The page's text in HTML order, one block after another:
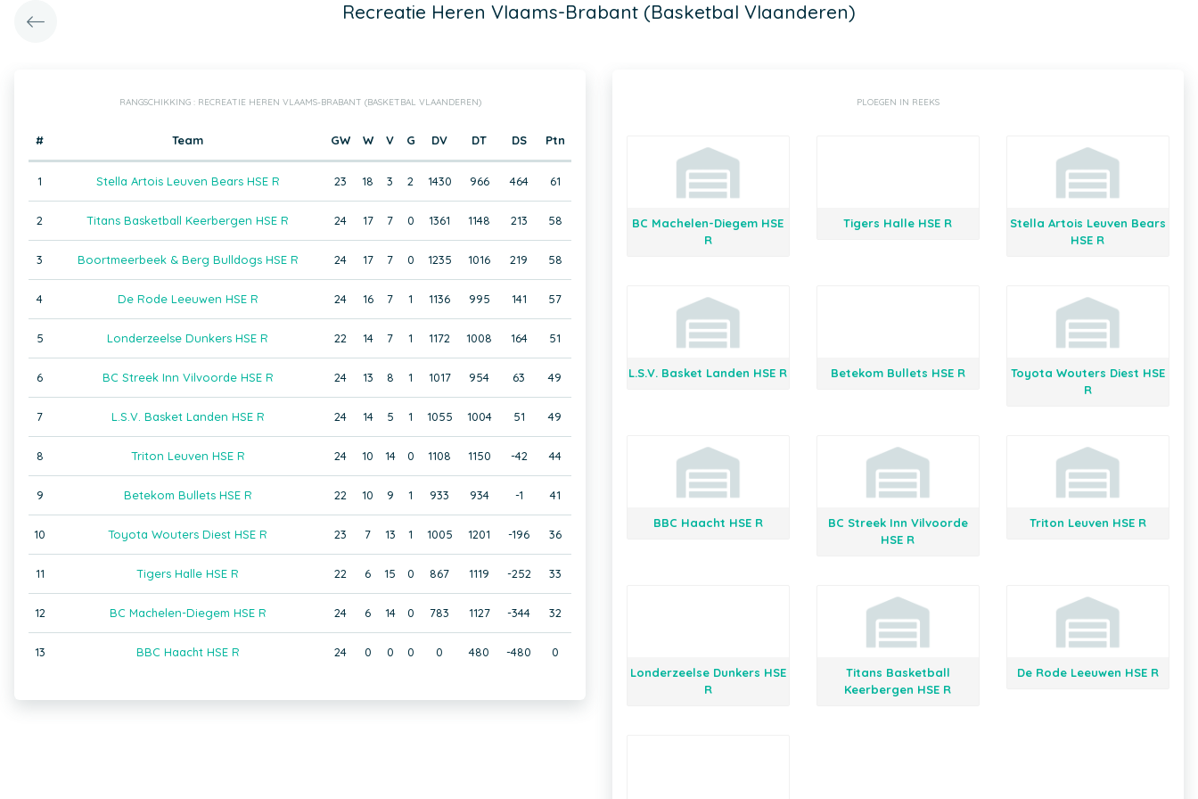
Recreatie Heren Vlaams-Brabant (Basketbal Vlaanderen)
RANGSCHIKKING : RECREATIE HEREN VLAAMS-BRABANT (BASKETBAL VLAANDEREN)
# Team GW W V G DV DT DS Ptn
1 Stella Artois Leuven Bears HSE R 23 18 3 2 1430 966 464 61
2 Titans Basketball Keerbergen HSE R 24 17 7 0 1361 1148 213 58
3 Boortmeerbeek & Berg Bulldogs HSE R 24 17 7 0 1235 1016 219 58
4 De Rode Leeuwen HSE R 24 16 7 1 1136 995 141 57
5 Londerzeelse Dunkers HSE R 22 14 7 1 1172 1008 164 51
6 BC Streek Inn Vilvoorde HSE R 24 13 8 1 1017 954 63 49
7 L.S.V. Basket Landen HSE R 24 14 5 1 1055 1004 51 49
8 Triton Leuven HSE R 24 10 14 0 1108 1150 -42 44
9 Betekom Bullets HSE R 22 10 9 1 933 934 -1 41
10 Toyota Wouters Diest HSE R 23 7 13 1 1005 1201 -196 36
11 Tigers Halle HSE R 22 6 15 0 867 1119 -252 33
12 BC Machelen-Diegem HSE R 24 6 14 0 783 1127 -344 32
13 BBC Haacht HSE R 24 0 0 0 0 480 -480 0
PLOEGEN IN REEKS
BC Machelen-Diegem HSE
R
Tigers Halle HSE R
Stella Artois Leuven Bears
HSE R
L.S.V. Basket Landen HSE R Betekom Bullets HSE R
Toyota Wouters Diest HSE
R
BBC Haacht HSE R
BC Streek Inn Vilvoorde
HSE R
Triton Leuven HSE R
Londerzeelse Dunkers HSE
R
Titans Basketball
Keerbergen HSE R
De Rode Leeuwen HSE R